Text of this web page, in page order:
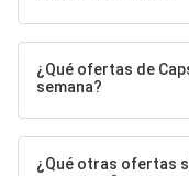
¿Qué ofertas de
semana?
¿Qué otras ofertas